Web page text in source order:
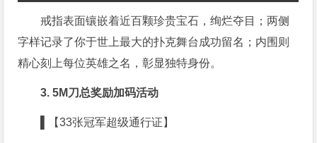
戒指表面镶嵌着近百颗珍贵宝石，绚烂夺目；两侧
字样记录了你于世上最大的扑克舞台成功留名；内围则
精心刻上每位英雄之名，彰显独特身份。
3. 5M刀总奖励加码活动
▌【33张冠军超级通行证】